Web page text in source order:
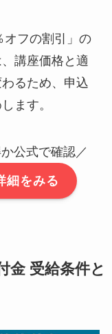
オフの割引」の
講座価格と適
るため、申込
ます。
公式で確認／
細をみる
金 受給条件と